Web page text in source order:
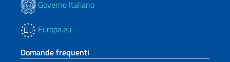
Governo Italiano
Europa.eu
Domande frequenti